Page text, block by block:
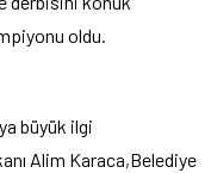
oldu.
büyük ilgi
Alim Karaca,Belediye